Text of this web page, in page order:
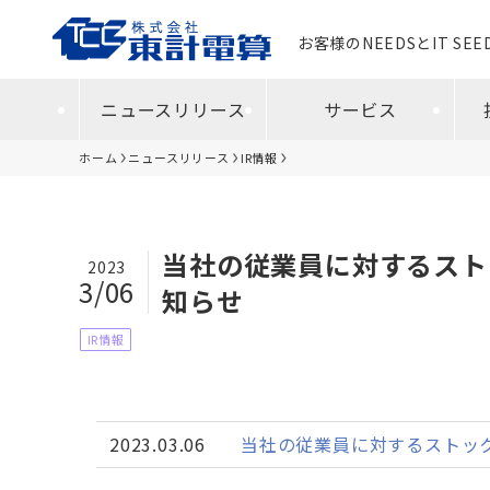
お客様のNEEDSとIT
ニュースリリース サービス
ホーム ニュースリリース IR情報
当社の従業員に対するス
知らせ
2023
3/06
IR情報
2023.03.06 当社の従業員に対するスト